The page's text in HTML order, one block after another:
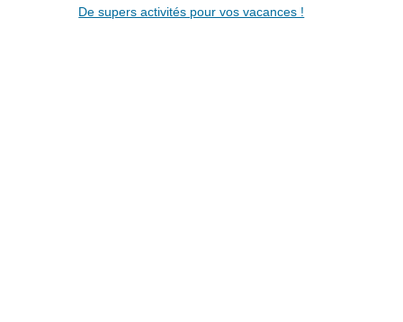
De supers activités pour vos vacances !